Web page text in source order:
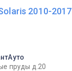
2010-2017
пруды д.20